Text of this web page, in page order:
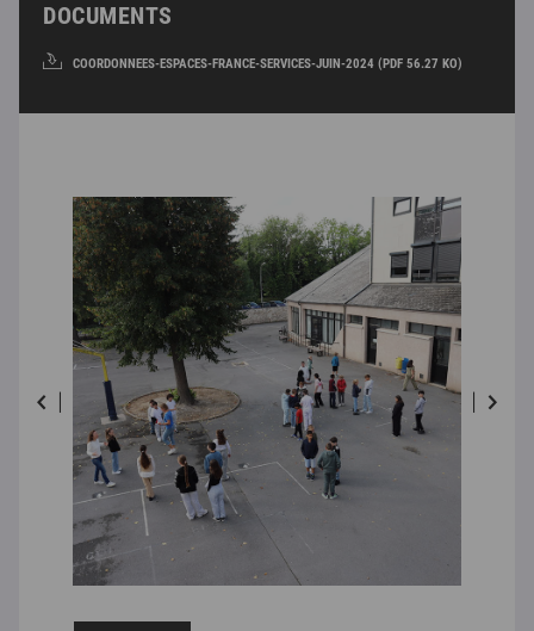
DOCUMENTS
COORDONNEES-ESPACES-FRANCE-SERVICES-JUIN-2024 (PDF 56.27 KO)